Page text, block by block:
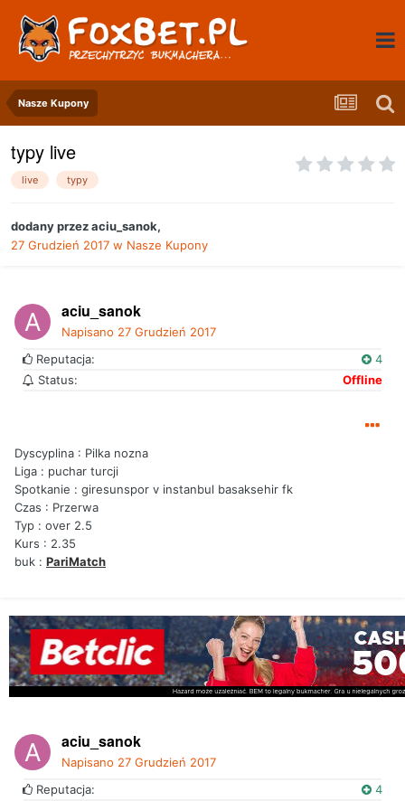
Nasze Kupony
typy live
live typy
dodany przezaciu_sanok,
27 Grudzień 2017 w Nasze Kupony
aciu_sanok
Napisano 27 Grudzień 2017
Reputacja:
4
Status:
Offline
Dyscyplina : Pilka nozna
Liga : puchar turcji
Spotkanie : giresunspor v instanbul basaksehir fk
Czas : Przerwa
Typ : over 2.5
Kurs : 2.35
buk : PariMatch
aciu_sanok
Napisano 27 Grudzień 2017
Reputacja:
4